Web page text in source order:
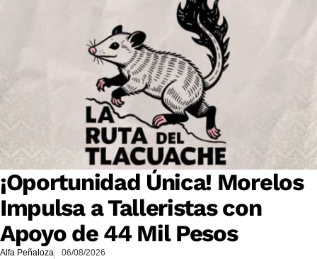
¡Oportunidad Única! Morelos
Impulsa a Talleristas con
Apoyo de 44 Mil Pesos
Alfa Peñaloza 06/08/2026